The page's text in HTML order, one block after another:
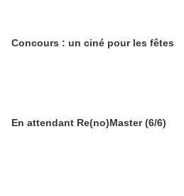
Concours : un ciné pour les fêtes
En attendant Re(no)Master (6/6)